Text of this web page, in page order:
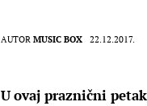
AUTOR MUSIC BOX 22.12.2017.
U ovaj praznični